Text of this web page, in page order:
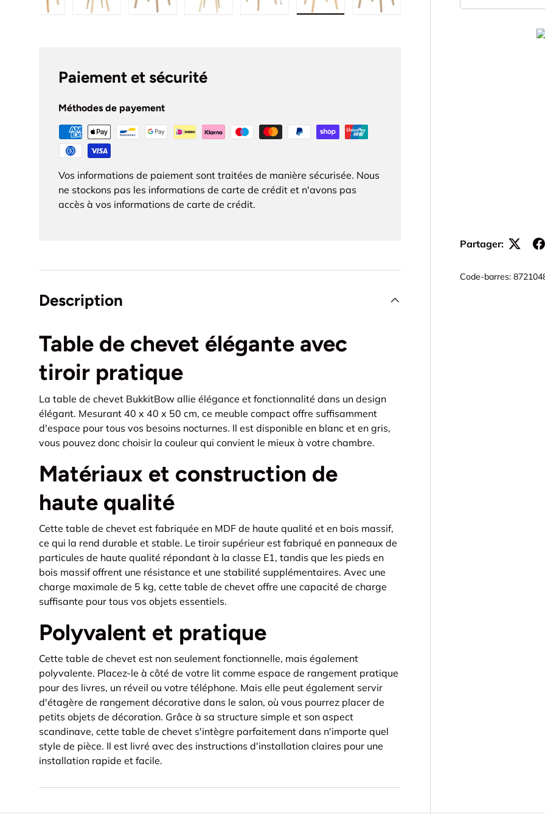
Partager:
Code-barres:
Paiement et sécurité
Méthodes de payement
Vos informations de paiement sont traitées de manière sécurisée. Nous
ne stockons pas les informations de carte de crédit et n'avons pas
accès à vos informations de carte de crédit.
Description
Table de chevet élégante avec
tiroir pratique
La table de chevet BukkitBow allie élégance et fonctionnalité dans un design
élégant. Mesurant 40 x 40 x 50 cm, ce meuble compact offre suffisamment
d'espace pour tous vos besoins nocturnes. Il est disponible en blanc et en gris,
vous pouvez donc choisir la couleur qui convient le mieux à votre chambre.
Matériaux et construction de
haute qualité
Cette table de chevet est fabriquée en MDF de haute qualité et en bois massif,
ce qui la rend durable et stable. Le tiroir supérieur est fabriqué en panneaux de
particules de haute qualité répondant à la classe E1, tandis que les pieds en
bois massif offrent une résistance et une stabilité supplémentaires. Avec une
charge maximale de 5 kg, cette table de chevet offre une capacité de charge
suffisante pour tous vos objets essentiels.
Polyvalent et pratique
Cette table de chevet est non seulement fonctionnelle, mais également
polyvalente. Placez-le à côté de votre lit comme espace de rangement pratique
pour des livres, un réveil ou votre téléphone. Mais elle peut également servir
d'étagère de rangement décorative dans le salon, où vous pourrez placer de
petits objets de décoration. Grâce à sa structure simple et son aspect
scandinave, cette table de chevet s'intègre parfaitement dans n'importe quel
style de pièce. Il est livré avec des instructions d'installation claires pour une
installation rapide et facile.